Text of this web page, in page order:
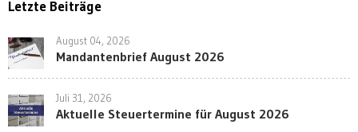
Letzte Beiträge
August 04, 2026
Mandantenbrief August 2026
Juli 31, 2026
Aktuelle Steuertermine für August 2026